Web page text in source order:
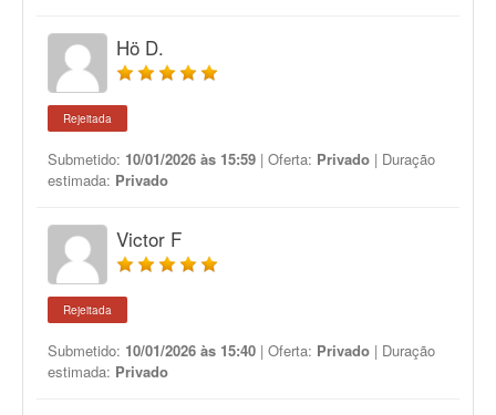
Hö D.
Rejeitada
Submetido: 10/01/2026 às 15:59 | Oferta: Privado | Duração
estimada: Privado
Victor F
Rejeitada
Submetido: 10/01/2026 às 15:40 | Oferta: Privado | Duração
estimada: Privado